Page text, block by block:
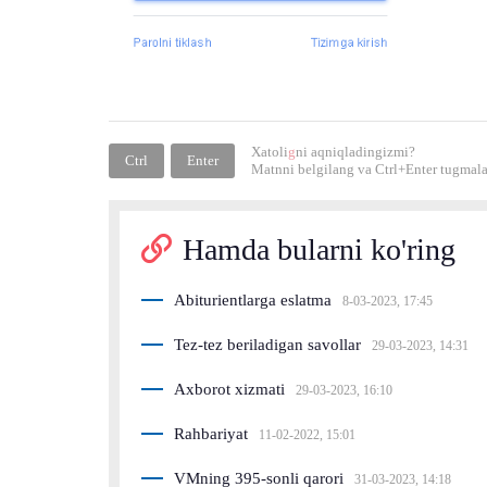
Ctrl Enter
Xatoligni aqniqladingizmi?
Matnni belgilang va Ctrl+Enter
Hamda bularni ko'ring
Abiturientlarga eslatma 8-03-2023, 17:45
Tez-tez beriladigan savollar 29-03-2023, 14:31
Axborot xizmati 29-03-2023, 16:10
Rahbariyat 11-02-2022, 15:01
VMning 395-sonli qarori 31-03-2023, 14:18